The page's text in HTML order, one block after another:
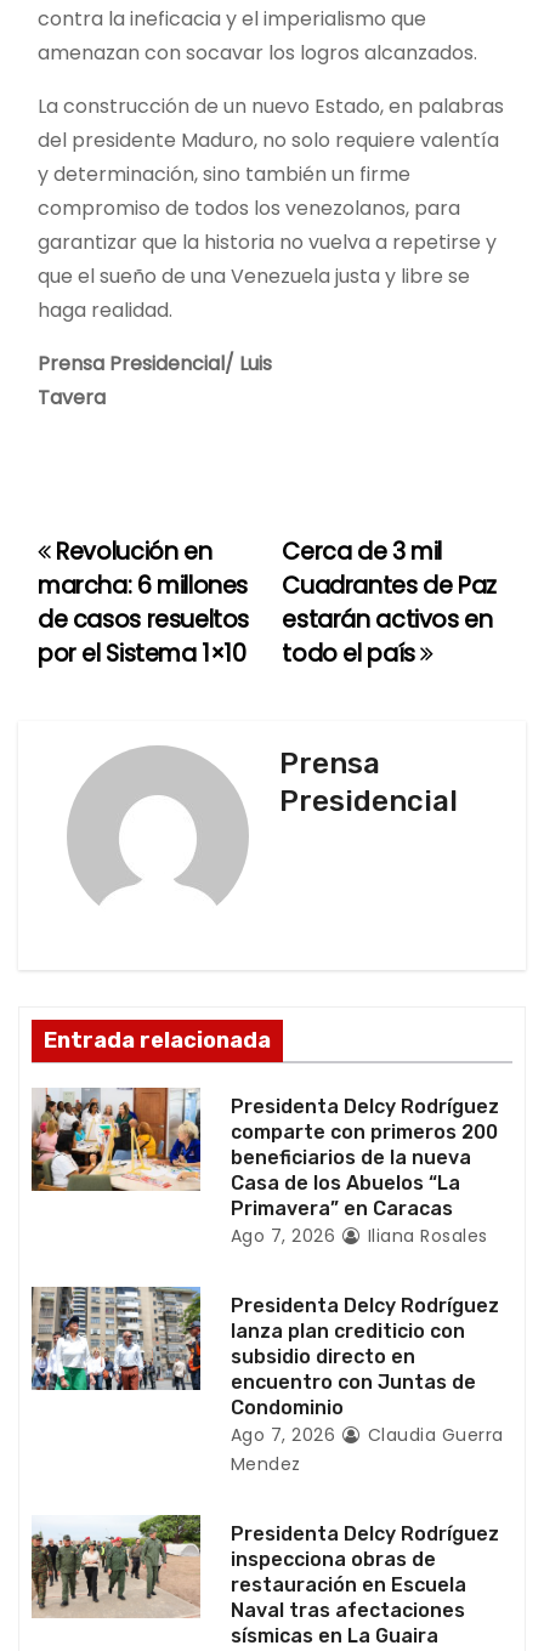
contra la ineficacia y el imperialismo que
amenazan con socavar los logros alcanzados.
La construcción de un nuevo Estado, en palabras
del presidente Maduro, no solo requiere valentía
y determinación, sino también un firme
compromiso de todos los venezolanos, para
garantizar que la historia no vuelva a repetirse y
que el sueño de una Venezuela justa y libre se
haga realidad.
Prensa Presidencial/ Luis
Tavera
N
a
v
n
d
e
e
t
r
a
s
Cerca de 3 mil
Cuadrantes de Paz
estarán activos en
todo el país
Revolución en
marcha: 6 millones
de casos resueltos
por el Sistema 1×10
Prensa
Presidencial
Entrada relacionada
Presidenta Delcy Rodríguez
comparte con primeros 200
beneficiarios de la nueva
Casa de los Abuelos “La
Primavera” en Caracas
Ago 7, 2026 Iliana Rosales
Presidenta Delcy Rodríguez
lanza plan crediticio con
subsidio directo en
encuentro con Juntas de
Condominio
Ago 7, 2026
Claudia Guerra
Mendez
Presidenta Delcy Rodríguez
inspecciona obras de
restauración en Escuela
Naval tras afectaciones
sísmicas en La Guaira